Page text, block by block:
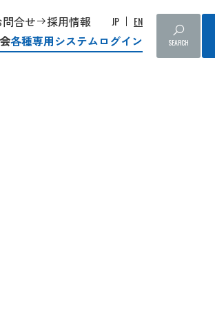
問合せ 採用情報 JP EN
各種専用システムログイン SEARCH